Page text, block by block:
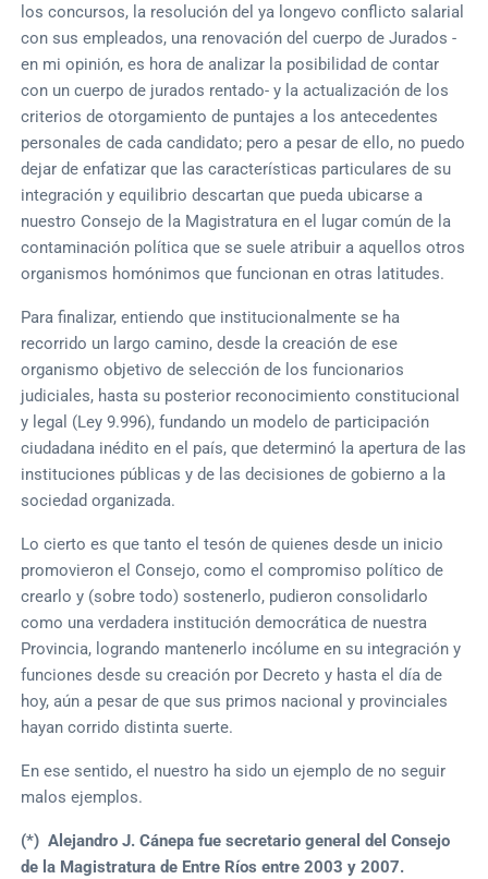
los concursos, la resolución del ya longevo conflicto salarial
con sus empleados, una renovación del cuerpo de Jurados -
en mi opinión, es hora de analizar la posibilidad de contar
con un cuerpo de jurados rentado- y la actualización de los
criterios de otorgamiento de puntajes a los antecedentes
personales de cada candidato; pero a pesar de ello, no puedo
dejar de enfatizar que las características particulares de su
integración y equilibrio descartan que pueda ubicarse a
nuestro Consejo de la Magistratura en el lugar común de la
contaminación política que se suele atribuir a aquellos otros
organismos homónimos que funcionan en otras latitudes.
Para finalizar, entiendo que institucionalmente se ha
recorrido un largo camino, desde la creación de ese
organismo objetivo de selección de los funcionarios
judiciales, hasta su posterior reconocimiento constitucional
y legal (Ley 9.996), fundando un modelo de participación
ciudadana inédito en el país, que determinó la apertura de las
instituciones públicas y de las decisiones de gobierno a la
sociedad organizada.
Lo cierto es que tanto el tesón de quienes desde un inicio
promovieron el Consejo, como el compromiso político de
crearlo y (sobre todo) sostenerlo, pudieron consolidarlo
como una verdadera institución democrática de nuestra
Provincia, logrando mantenerlo incólume en su integración y
funciones desde su creación por Decreto y hasta el día de
hoy, aún a pesar de que sus primos nacional y provinciales
hayan corrido distinta suerte.
En ese sentido, el nuestro ha sido un ejemplo de no seguir
malos ejemplos.
(*) Alejandro J. Cánepa fue secretario general del Consejo
de la Magistratura de Entre Ríos entre 2003 y 2007.